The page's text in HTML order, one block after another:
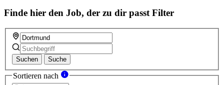
Finde hier den Job, der zu dir passt Filter
Suchen Suche
Sortieren nach